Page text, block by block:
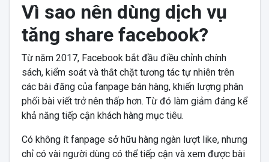
Vì sao nên dùng dịch vụ
tăng share facebook?
Từ năm 2017, Facebook bắt đầu điều chỉnh chính
sách, kiểm soát và thắt chặt tương tác tự nhiên trên
các bài đăng của fanpage bán hàng, khiến lượng phân
phối bài viết trở nên thấp hơn. Từ đó làm giảm đáng kể
khả năng tiếp cận khách hàng mục tiêu.
Có không ít fanpage sở hữu hàng ngàn lượt like, nhưng
chỉ có vài người dùng có thể tiếp cận và xem được bài